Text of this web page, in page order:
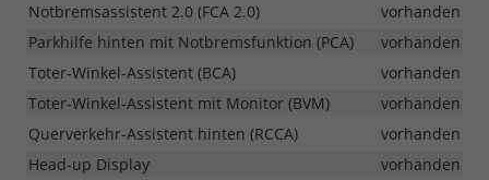
Notbremsassistent 2.0 (FCA 2.0)
vorhanden
Parkhilfe hinten mit Notbremsfunktion (PCA)
vorhanden
Toter-Winkel-Assistent (BCA)
vorhanden
Toter-Winkel-Assistent mit Monitor (BVM)
vorhanden
Querverkehr-Assistent hinten (RCCA)
vorhanden
Head-up Display
vorhanden